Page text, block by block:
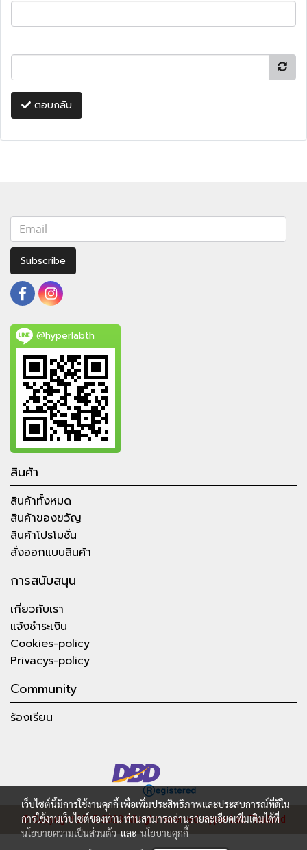
ตอบกลับ
Subscribe
@hyperlabth
สินค้า
สินค้าทั้งหมด
สินค้าของขวัญ
สินค้าโปรโมชั่น
สั่งออกแบบสินค้า
การสนับสนุน
เกี่ยวกับเรา
แจ้งชำระเงิน
Cookies-policy
Privacys-policy
Community
ร้องเรียน
© Copyright 2015-2023 All right reserved.Hyper Lab Thailand
เว็บไซต์นี้มีการใช้งานคุกกี้ เพื่อเพิ่มประสิทธิภาพและประสบการณ์ที่ดีใน
การใช้งานเว็บไซต์ของท่าน ท่านสามารถอ่านรายละเอียดเพิ่มเติมได้ที่
นโยบายความเป็นส่วนตัว และ นโยบายคุกกี้